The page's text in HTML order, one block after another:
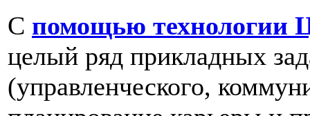
С помощью технологии
целый ряд прикладных
(управленческого,